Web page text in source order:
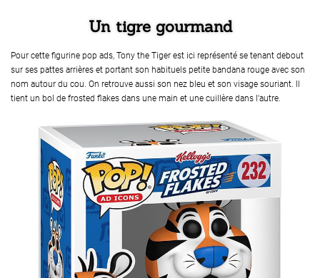
Un tigre gourmand
Pour cette figurine pop ads, Tony the Tiger est ici représenté se tenant debout
sur ses pattes arrières et portant son habituels petite bandana rouge avec son
nom autour du cou. On retrouve aussi son nez bleu et son visage souriant. Il
tient un bol de frosted flakes dans une main et une cuillère dans l'autre.